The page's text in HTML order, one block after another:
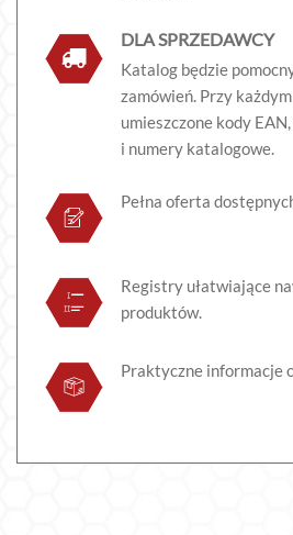
DLA SPRZEDAWCY
Katalog będzie
zamówień. Przy
umieszczone kody
i numery katalogowe.
Pełna oferta
Registry ułatwiające
produktów.
Praktyczne informacje